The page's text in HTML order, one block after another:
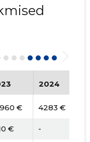
2024
€ 4283 €
€ -